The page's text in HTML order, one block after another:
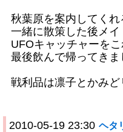
秋葉原を案内してく
一緒に散策した後メ
UFOキャッチャーを
最後飲んで帰ってきま
戦利品は凛子とかみ
2010-05-19 23:30 ヘタ